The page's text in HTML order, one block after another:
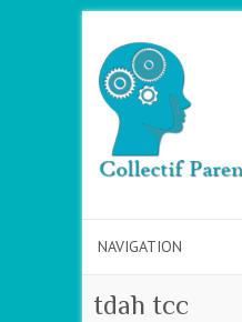
tdah tcc